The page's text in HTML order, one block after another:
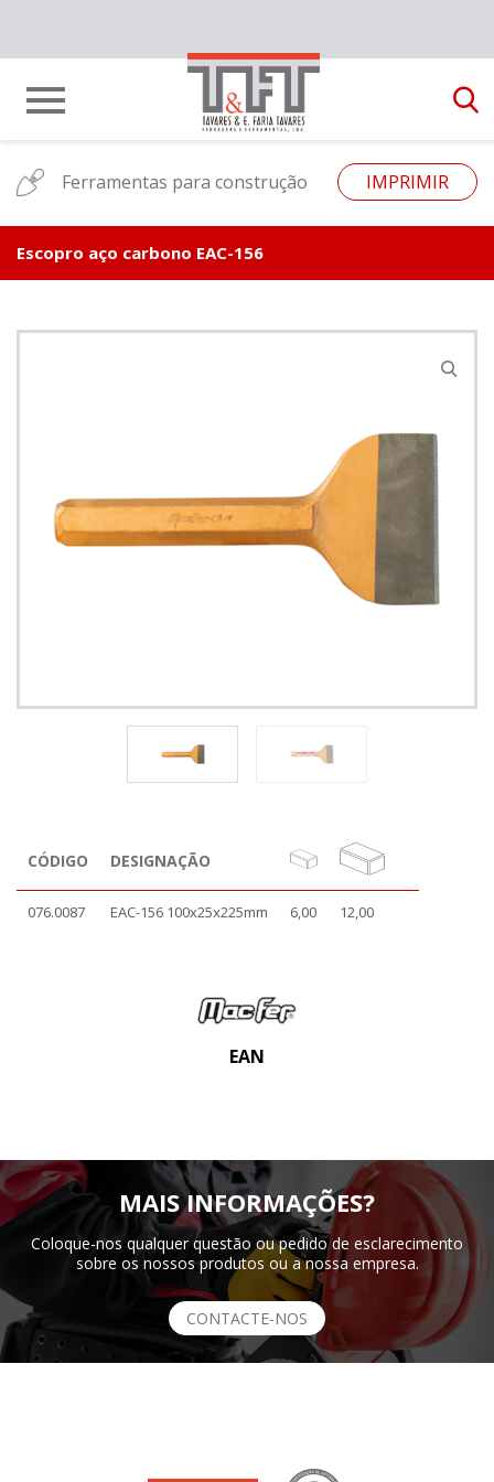
Ferramentas para construção IMPRIMIR
Escopro aço carbono EAC-156
CÓDIGO DESIGNAÇÃO
076.0087 EAC-156 100x25x225mm 6,00 12,00
EAN
MAIS INFORMAÇÕES?
Coloque-nos qualquer questão ou pedido de esclarecimento
sobre os nossos produtos ou a nossa empresa.
CONTACTE-NOS